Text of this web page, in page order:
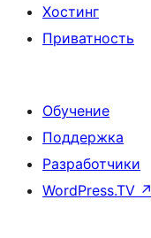
Хостинг
Приватность
Обучение
Поддержка
Разработчики
WordPress.TV ↗